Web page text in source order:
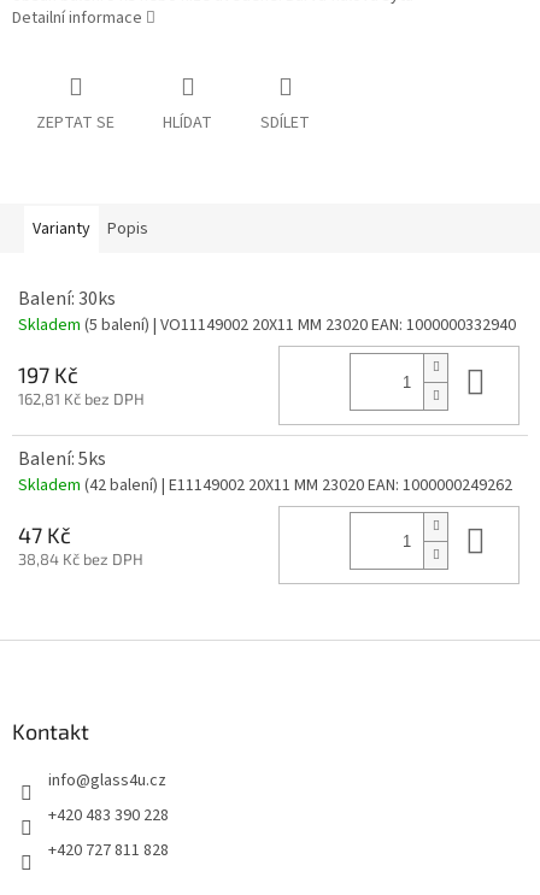
Detailní informace
ZEPTAT SE HLÍDAT SDÍLET
Varianty Popis
Balení: 30ks
Skladem (5 balení) | VO11149002 20X11 MM 23020EAN: 1000000332940
197 Kč
162,81 Kč bez DPH
Balení: 5ks
Skladem (42 balení) | E11149002 20X11 MM 23020EAN: 1000000249262
47 Kč
38,84 Kč bez DPH
Kontakt
info@glass4u.cz
+420 483 390 228
+420 727 811 828